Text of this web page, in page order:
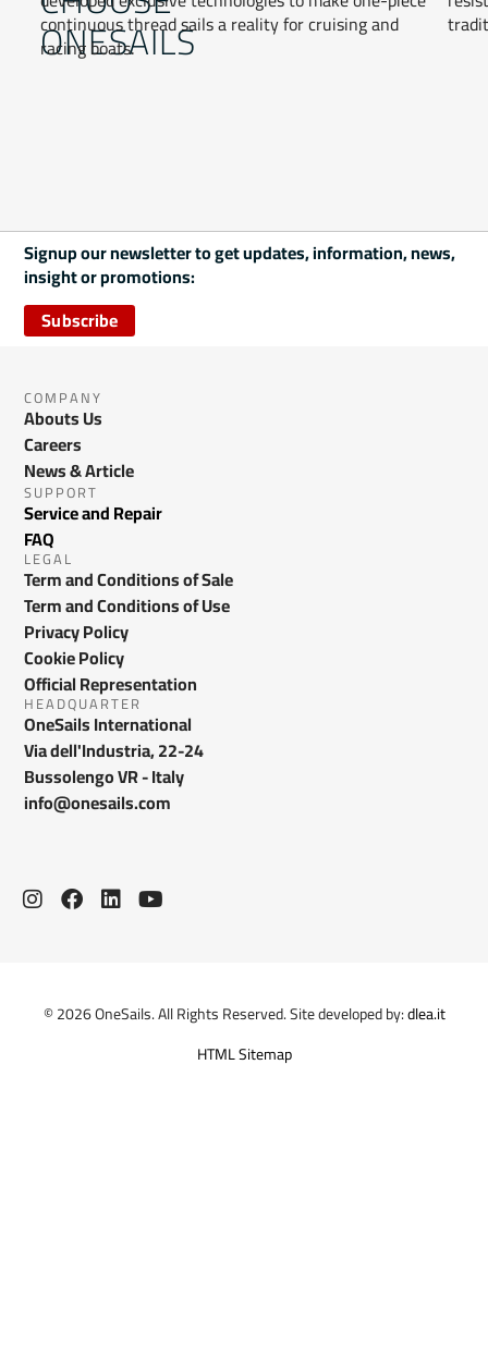
ONESAILS
continuous thread sails a reality for cruising and
racing boats.
Signup our newsletter to get updates, information, news,
insight or promotions:
Subscribe
COMPANY
Abouts Us
Careers
News & Article
SUPPORT
Service and Repair
FAQ
LEGAL
Term and Conditions of Sale
Term and Conditions of Use
Privacy Policy
Cookie Policy
Official Representation
HEADQUARTER
OneSails International
Via dell'Industria, 22-24
Bussolengo VR - Italy
info@onesails.com
© 2026 OneSails. All Rights Reserved. Site developed by:dlea.it
HTML Sitemap